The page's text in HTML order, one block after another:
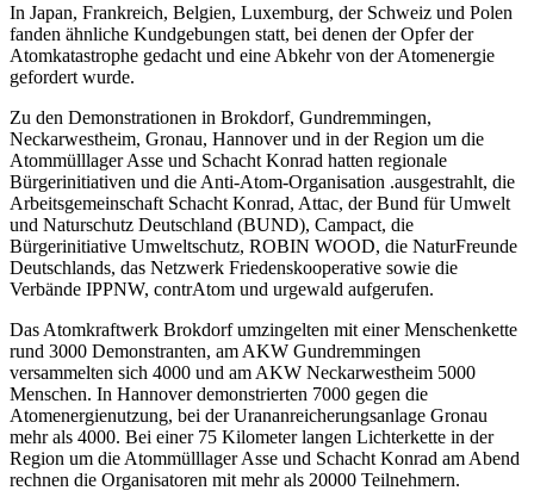
In Japan, Frankreich, Belgien, Luxemburg, der Schweiz und Polen
fanden ähnliche Kundgebungen statt, bei denen der Opfer der
Atomkatastrophe gedacht und eine Abkehr von der Atomenergie
gefordert wurde.
Zu den Demonstrationen in Brokdorf, Gundremmingen,
Neckarwestheim, Gronau, Hannover und in der Region um die
Atommülllager Asse und Schacht Konrad hatten regionale
Bürgerinitiativen und die Anti-Atom-Organisation .ausgestrahlt, die
Arbeitsgemeinschaft Schacht Konrad, Attac, der Bund für Umwelt
und Naturschutz Deutschland (BUND), Campact, die
Bürgerinitiative Umweltschutz, ROBIN WOOD, die NaturFreunde
Deutschlands, das Netzwerk Friedenskooperative sowie die
Verbände IPPNW, contrAtom und urgewald aufgerufen.
Das Atomkraftwerk Brokdorf umzingelten mit einer Menschenkette
rund 3000 Demonstranten, am AKW Gundremmingen
versammelten sich 4000 und am AKW Neckarwestheim 5000
Menschen. In Hannover demonstrierten 7000 gegen die
Atomenergienutzung, bei der Urananreicherungsanlage Gronau
mehr als 4000. Bei einer 75 Kilometer langen Lichterkette in der
Region um die Atommülllager Asse und Schacht Konrad am Abend
rechnen die Organisatoren mit mehr als 20000 Teilnehmern.